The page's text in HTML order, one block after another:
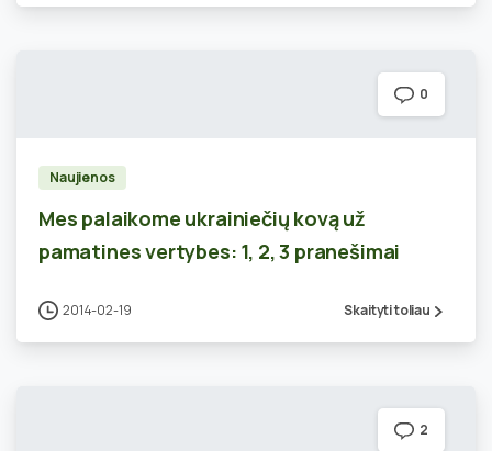
0
Naujienos
Mes palaikome ukrainiečių kovą už
pamatines vertybes: 1, 2, 3 pranešimai
2014-02-19 Skaityti toliau
2